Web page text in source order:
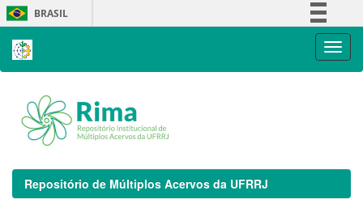
Skip
navigation
BRASIL
Repositório de Múltiplos Acervos da UFRRJ